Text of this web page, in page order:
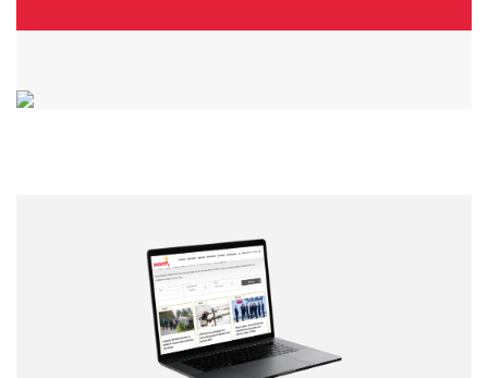
Correo electrónico